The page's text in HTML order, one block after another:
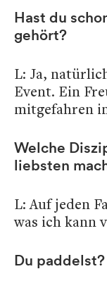
Hast du
gehört?
L: Ja,
Event. Ein
mitgefahren
Welche
liebsten
L: Auf jeden
was ich kann
Du